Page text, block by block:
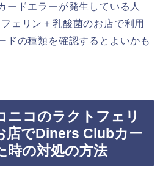
ドエラーが発生している人
ェリン＋乳酸菌のお店で利用
ドの種類を確認するとよいかも
ニコのラクトフェリ
店でDiners Clubカー
時の対処の方法